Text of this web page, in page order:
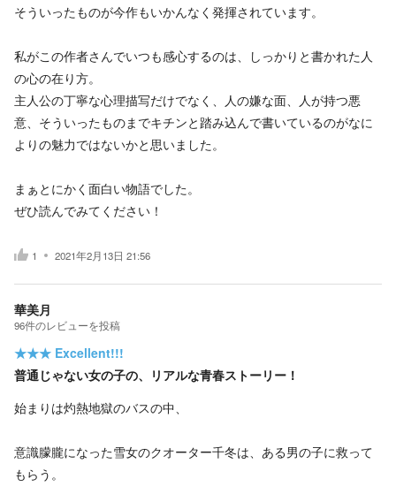
そういったものが今作もいかんなく発揮されています。
私がこの作者さんでいつも感心するのは、しっかりと書かれた人
の心の在り方。
主人公の丁寧な心理描写だけでなく、人の嫌な面、人が持つ悪
意、そういったものまでキチンと踏み込んで書いているのがなに
よりの魅力ではないかと思いました。
まぁとにかく面白い物語でした。
ぜひ読んでみてください！
1 2021年2月13日 21:56
華美月
96件のレビューを投稿
★★★ Excellent!!!
普通じゃない女の子の、リアルな青春ストーリー！
始まりは灼熱地獄のバスの中、
意識朦朧になった雪女のクオーター千冬は、ある男の子に救って
もらう。